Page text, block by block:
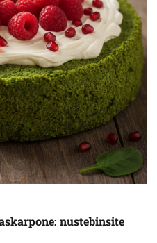
nustebinsite